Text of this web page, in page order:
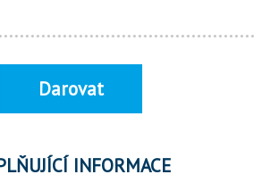
Darovat
INFORMACE